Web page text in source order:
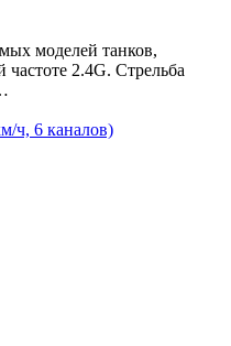
моделей танков,
2.4G. Стрельба
ч, 6 каналов)